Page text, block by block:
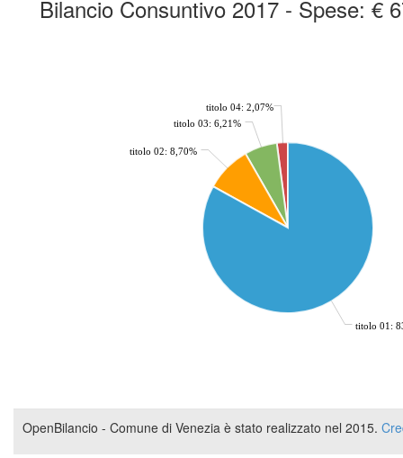
Bilancio Consuntivo 2017 - Spese: €
titolo 04: 2,07%
titolo 03: 6,21%
titolo 02: 8,70%
titolo 01:
OpenBilancio - Comune di Venezia è stato realizzato nel 2015.